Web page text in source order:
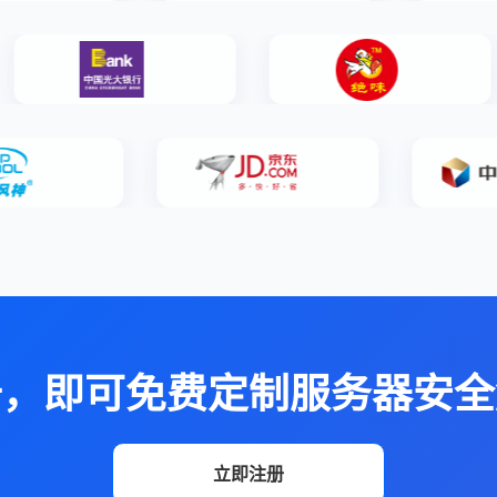
即可免费定制服务器安
立即注册